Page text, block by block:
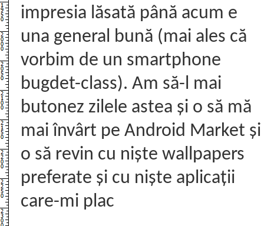
impresia lăsată până acum e
una general bună (mai ales că
vorbim de un smartphone
bugdet-class). Am să-l mai
butonez zilele astea și o să mă
mai învârt pe Android Market și
o să revin cu niște wallpapers
preferate și cu niște aplicații
care-mi plac